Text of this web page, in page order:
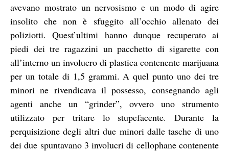
avevano mostrato un nervosismo e un modo di agire
insolito che non è sfuggito all’occhio allenato dei
poliziotti. Quest’ultimi hanno dunque recuperato ai
piedi dei tre ragazzini un pacchetto di sigarette con
all’interno un involucro di plastica contenente marijuana
per un totale di 1,5 grammi. A quel punto uno dei tre
minori ne rivendicava il possesso, consegnando agli
agenti anche un “grinder”, ovvero uno strumento
utilizzato per tritare lo stupefacente. Durante la
perquisizione degli altri due minori dalle tasche di uno
dei due spuntavano 3 involucri di cellophane contenente